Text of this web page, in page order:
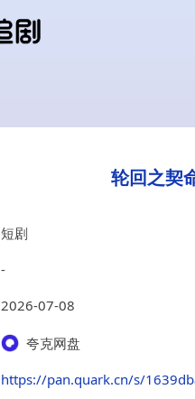
轮回之契
短剧
-
2026-07-08
夸克网盘
https://pan.quark.cn/s/